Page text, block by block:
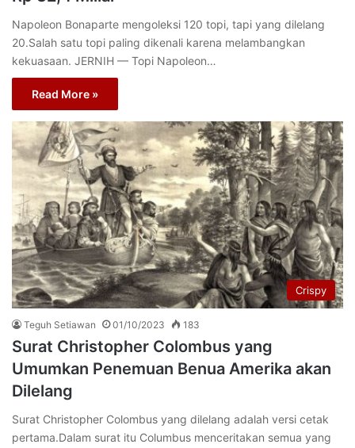
Napoleon Bonaparte mengoleksi 120 topi, tapi yang dilelang
20.Salah satu topi paling dikenali karena melambangkan
kekuasaan. JERNIH — Topi Napoleon…
Read More »
Crispy
Teguh Setiawan 01/10/2023 183
Surat Christopher Colombus yang
Umumkan Penemuan Benua Amerika akan
Dilelang
Surat Christopher Colombus yang dilelang adalah versi cetak
pertama.Dalam surat itu Columbus menceritakan semua yang